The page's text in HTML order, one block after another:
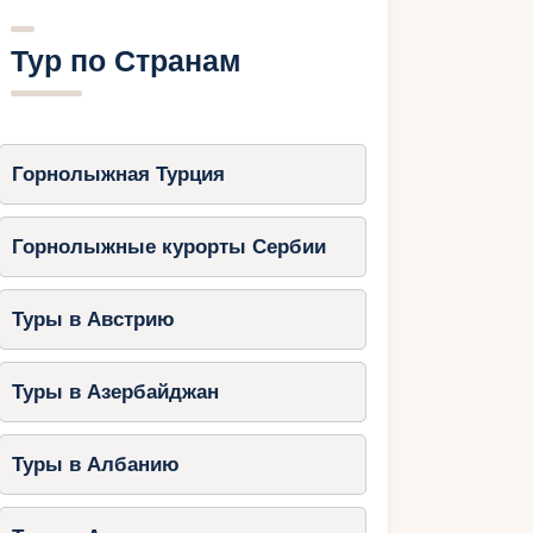
Тур по Странам
Горнолыжная Турция
Горнолыжные курорты Сербии
Туры в Австрию
Туры в Азербайджан
Туры в Албанию